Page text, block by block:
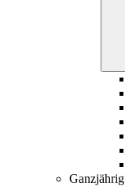
Ganzjährig